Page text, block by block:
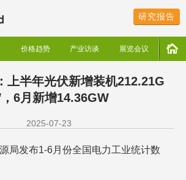
研究报告
价格趋势 产业访谈 展览会议
上半年光伏新增装机212.21G
6月新增14.36GW
2025-07-23
局发布1-6月份全国电力工业统计数